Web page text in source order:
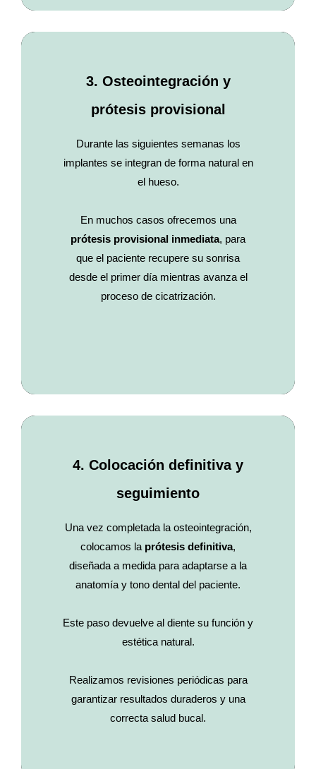
3. Osteointegración y
prótesis provisional
Durante las siguientes semanas los
implantes se integran de forma natural en
el hueso.
En muchos casos ofrecemos una
prótesis provisional inmediata, para
que el paciente recupere su sonrisa
desde el primer día mientras avanza el
proceso de cicatrización.
4. Colocación definitiva y
seguimiento
Una vez completada la osteointegración,
colocamos la prótesis definitiva,
diseñada a medida para adaptarse a la
anatomía y tono dental del paciente.
Este paso devuelve al diente su función y
estética natural.
Realizamos revisiones periódicas para
garantizar resultados duraderos y una
correcta salud bucal.